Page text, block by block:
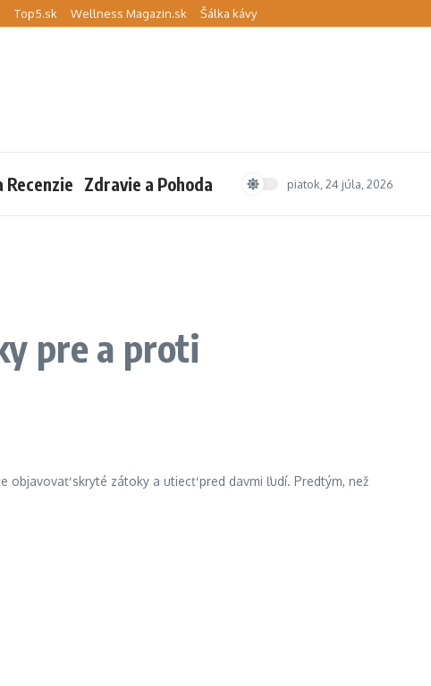
Top5.sk Wellness Magazin.sk Šálka kávy
Recenzie Zdravie a Pohoda piatok, 24 júla, 2026
pre a proti
objavovať skryté zátoky a utiecť pred davmi ľudí. Predtým, než